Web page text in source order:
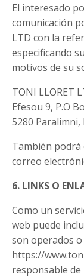
El interesado
comunicación
LTD con la
especificando
motivos de su
TONI LLORET
Efesou 9, P.O
5280 Paralimni,
También podrá
correo
6. LINKS O
Como un
web puede
son operados
https://
responsable de